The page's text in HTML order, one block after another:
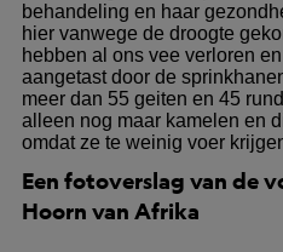
Een fotoverslag van de
Hoorn van Afrika